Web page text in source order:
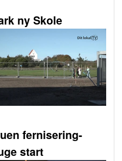
ny Skole
fernisering-
start